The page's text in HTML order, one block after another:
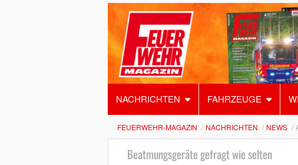
NACHRICHTEN FAHRZEUGE
FEUERWEHR-MAGAZIN NACHRICHTEN NEWS
Beatmungsgeräte gefragt wie selten